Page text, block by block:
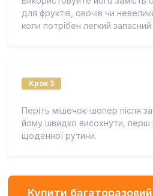
для фруктів, овочів чи
коли потрібен легкий
Крок 3
Періть мішечок-шопер після
йому швидко висохнути, перш
щоденної рутини.
Купити